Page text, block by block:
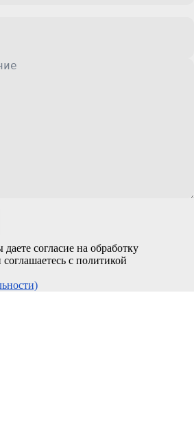
согласие на обработку
c политикой